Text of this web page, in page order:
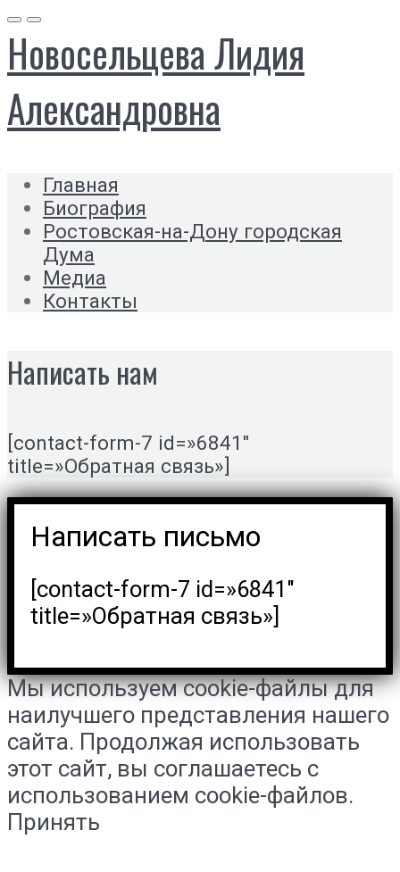
Новосельцева Лидия
Александровна
Главная
Биография
Ростовская-на-Дону городская
Дума
Медиа
Контакты
Написать нам
[contact-form-7 id=»6841″
title=»Обратная связь»]
Написать письмо
[contact-form-7 id=»6841″
title=»Обратная связь»]
Мы используем cookie-файлы для
наилучшего представления нашего
сайта. Продолжая использовать
этот сайт, вы соглашаетесь с
использованием cookie-файлов.
Принять